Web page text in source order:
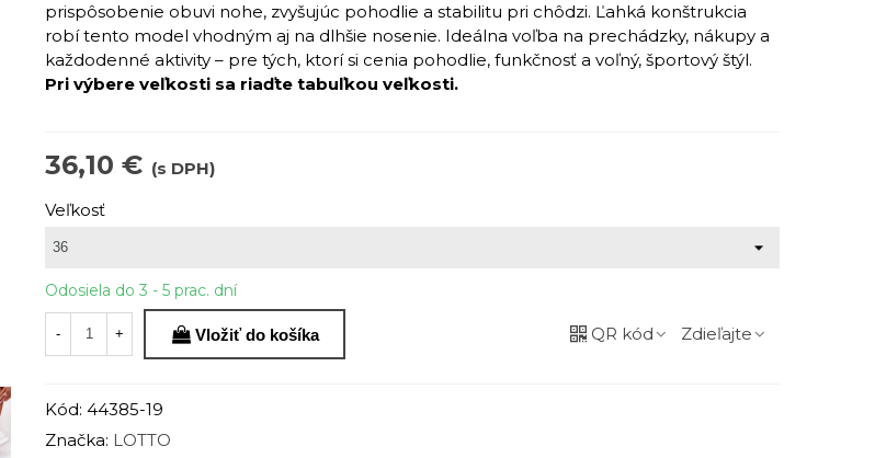
prispôsobenie obuvi nohe, zvyšujúc pohodlie a stabilitu pri chôdzi. Ľahká konštrukcia
robí tento model vhodným aj na dlhšie nosenie. Ideálna voľba na prechádzky, nákupy a
každodenné aktivity – pre tých, ktorí si cenia pohodlie, funkčnosť a voľný, športový štýl.
Pri výbere veľkosti sa riaďte tabuľkou veľkosti.
36,10 € (s DPH)
Veľkosť
Odosiela do 3 - 5 prac. dní
- + Vložiť do košíka QR kód Zdieľajte
Kód: 44385-19
Značka: LOTTO